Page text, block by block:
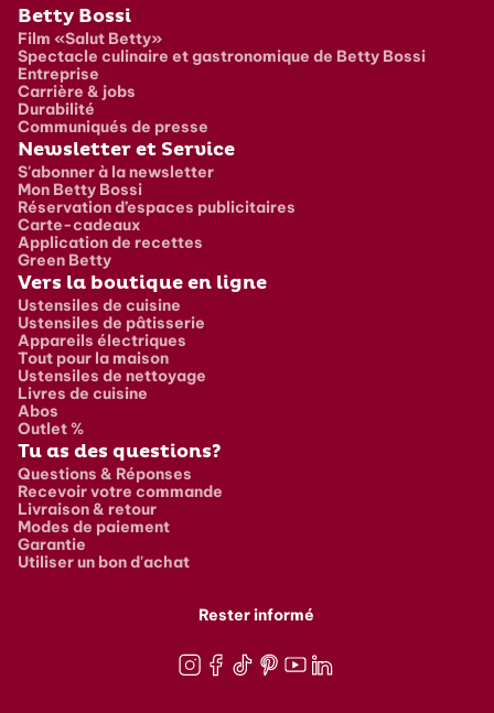
Pied de page
Betty Bossi
Film «Salut Betty»
Spectacle culinaire et gastronomique de Betty Bossi
Entreprise
Carrière & jobs
Durabilité
Communiqués de presse
Newsletter et Service
S'abonner à la newsletter
Mon Betty Bossi
Réservation d’espaces publicitaires
Carte-cadeaux
Application de recettes
Green Betty
Vers la boutique en ligne
Ustensiles de cuisine
Ustensiles de pâtisserie
Appareils électriques
Tout pour la maison
Ustensiles de nettoyage
Livres de cuisine
Abos
Outlet %
Tu as des questions?
Questions & Réponses
Recevoir votre commande
Livraison & retour
Modes de paiement
Garantie
Utiliser un bon d'achat
Rester informé